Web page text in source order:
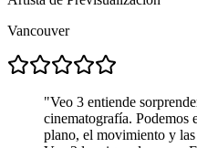
Vancouver
"Veo 3 entiende
cinematografía. Podemos
plano, el movimiento y